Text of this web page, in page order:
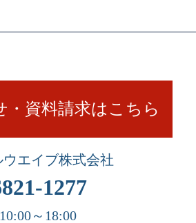
・資料請求はこちら
エイブ株式会社
1277
～18:00